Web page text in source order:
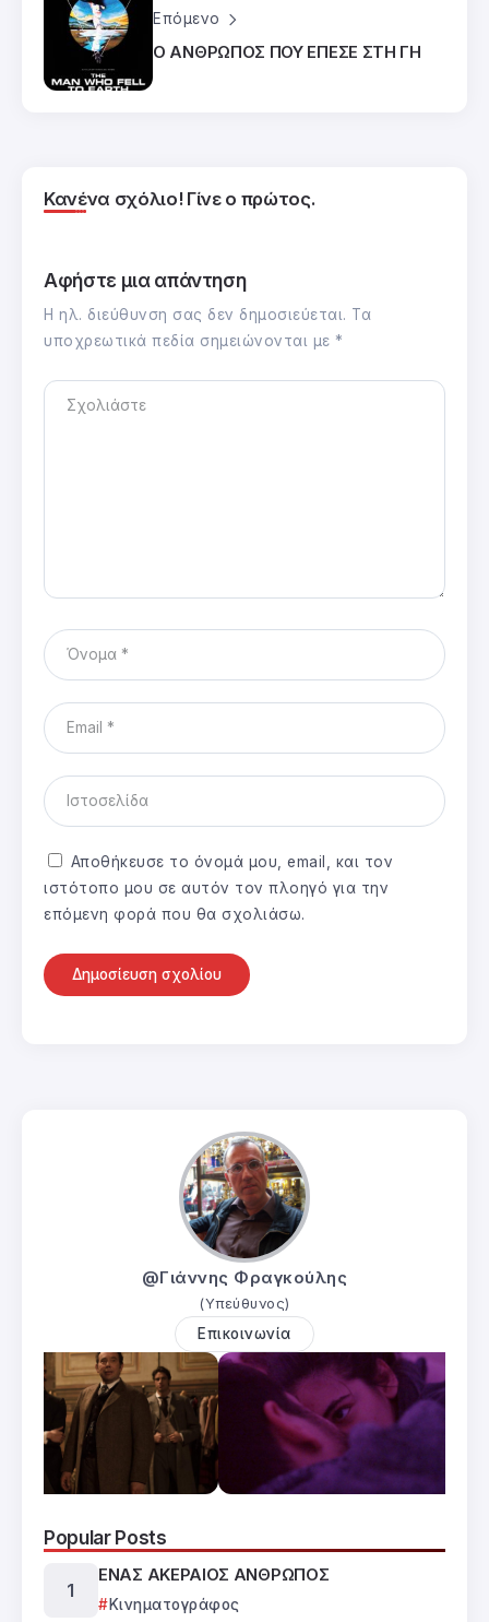
Επόμενο
Ο ΑΝΘΡΩΠΟΣ ΠΟΥ ΕΠΕΣΕ ΣΤΗ ΓΗ
Κανένα σχόλιο! Γίνε ο πρώτος.
Αφήστε μια απάντηση
Η ηλ. διεύθυνση σας δεν δημοσιεύεται. Τα
υποχρεωτικά πεδία σημειώνονται με *
Αποθήκευσε το όνομά μου, email, και τον
ιστότοπο μου σε αυτόν τον πλοηγό για την
επόμενη φορά που θα σχολιάσω.
@Γιάννης Φραγκούλης
(Υπεύθυνος)
Επικοινωνία
Popular Posts
ΕΝΑΣ ΑΚΕΡΑΙΟΣ ΑΝΘΡΩΠΟΣ
Κινηματογράφος